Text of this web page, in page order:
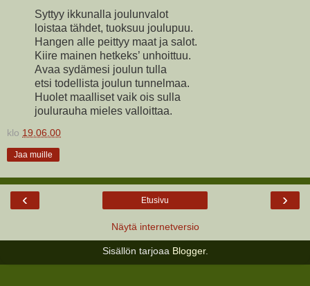
Syttyy ikkunalla joulunvalot
loistaa tähdet, tuoksuu joulupuu.
Hangen alle peittyy maat ja salot.
Kiire mainen hetkeks’ unhoittuu.
Avaa sydämesi joulun tulla
etsi todellista joulun tunnelmaa.
Huolet maalliset vaik ois sulla
joulurauha mieles valloittaa.
klo 19.06.00
Jaa muille
‹ ›
Etusivu
Näytä internetversio
Sisällön tarjoaa Blogger.